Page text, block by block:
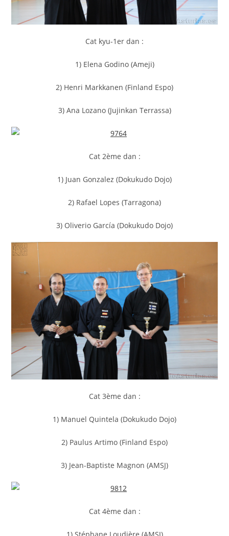
Cat kyu-1er dan :
1) Elena Godino (Ameji)
2) Henri Markkanen (Finland Espo)
3) Ana Lozano (Jujinkan Terrassa)
Cat 2ème dan :
1) Juan Gonzalez (Dokukudo Dojo)
2) Rafael Lopes (Tarragona)
3) Oliverio García (Dokukudo Dojo)
Cat 3ème dan :
1) Manuel Quintela (Dokukudo Dojo)
2) Paulus Artimo (Finland Espo)
3) Jean-Baptiste Magnon (AMSJ)
Cat 4ème dan :